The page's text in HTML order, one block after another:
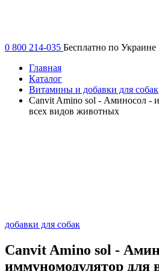
0 800 214-035 Бесплатно по Украине
Главная
Каталог
Витамины и добавки для собак
Canvit Amino sol - Аминосол -
всех видов животных
добавки для собак
Canvit Amino sol -
иммуномодулятор для